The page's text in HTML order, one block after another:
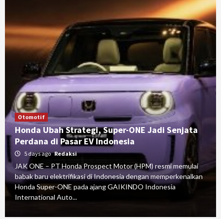
Otomotif
Honda Ubah Strategi, Super-ONE Jadi Senjata
Perdana di Pasar EV Indonesia
5 days ago Redaksi
JAK ONE – PT Honda Prospect Motor (HPM) resmi memulai
babak baru elektrifikasi di Indonesia dengan memperkenalkan
Honda Super-ONE pada ajang GAIKINDO Indonesia
International Auto...